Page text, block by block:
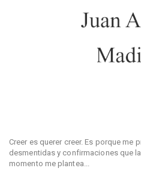
Creer es querer creer. Es porque
desmentidas y confirmaciones que
momento me plantea...